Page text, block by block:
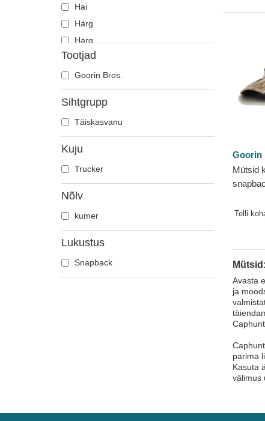
Hai
Härg
Härg
Heeringas
Hiir
Hirv
Hobune
Hüljes
Jaaniuss
Jõehobu
Kajakas
Kiil
Kits
Koer
Tootjad
Goorin Bros.
Sihtgrupp
Täiskasvanu
Kuju
Trucker
Nõlv
kumer
Lukustus
Snapback
Goorin
Mütsid
Goorin
Telli
Avasta
ja
parima
Kasuta
välimus